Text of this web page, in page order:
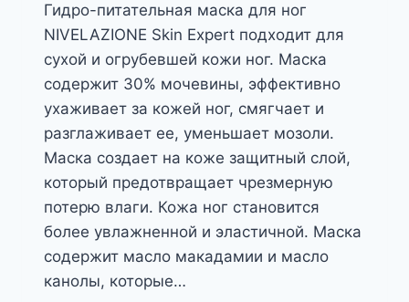
Гидро-питательная маска для ног
NIVELAZIONE Skin Expert подходит для
сухой и огрубевшей кожи ног. Маска
содержит 30% мочевины, эффективно
ухаживает за кожей ног, смягчает и
разглаживает ее, уменьшает мозоли.
Маска создает на коже защитный слой,
который предотвращает чрезмерную
потерю влаги. Кожа ног становится
более увлажненной и эластичной. Маска
содержит масло макадамии и масло
канолы, которые…